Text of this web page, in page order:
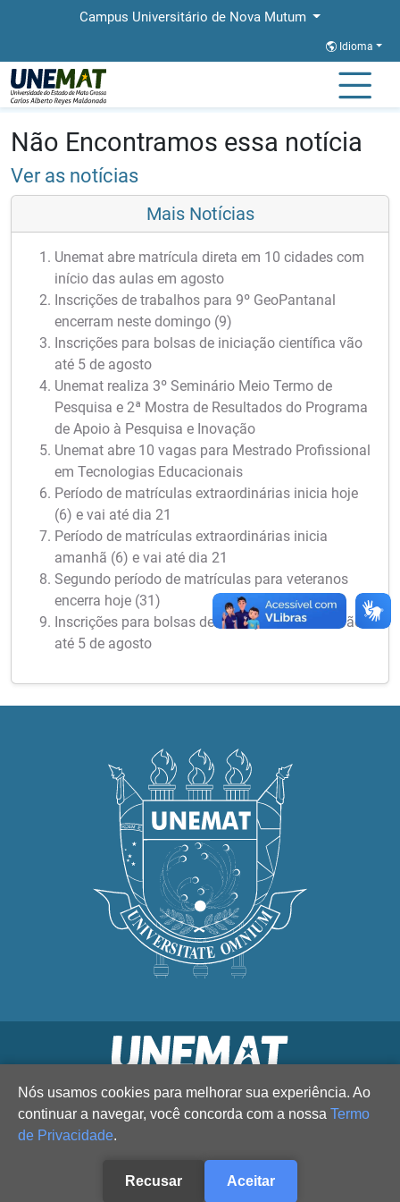
Campus Universitário de Nova Mutum
Idioma
Página Inicial
Não Encontramos essa notícia
Ver as notícias
Mais Notícias
Unemat abre matrícula direta em 10 cidades com
início das aulas em agosto
Inscrições de trabalhos para 9º GeoPantanal
encerram neste domingo (9)
Inscrições para bolsas de iniciação científica vão
até 5 de agosto
Unemat realiza 3º Seminário Meio Termo de
Pesquisa e 2ª Mostra de Resultados do Programa
de Apoio à Pesquisa e Inovação
Unemat abre 10 vagas para Mestrado Profissional
em Tecnologias Educacionais
Período de matrículas extraordinárias inicia hoje
(6) e vai até dia 21
Período de matrículas extraordinárias inicia
amanhã (6) e vai até dia 21
Segundo período de matrículas para veteranos
encerra hoje (31)
Inscrições para bolsas de iniciação científica vão
até 5 de agosto
Nós usamos cookies para melhorar sua experiência. Ao
continuar a navegar, você concorda com a nossa Termo
de Privacidade.
Recusar Aceitar